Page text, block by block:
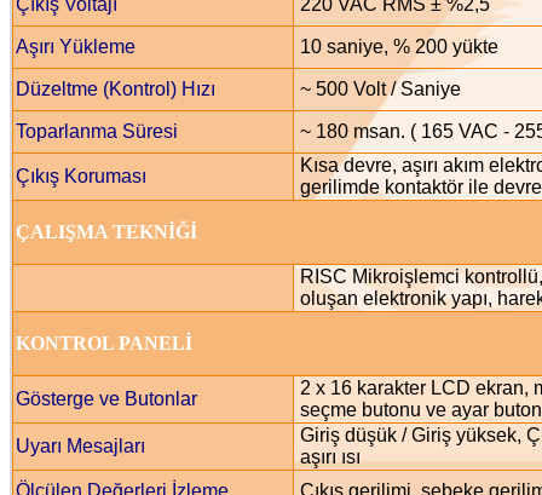
Çıkış Voltajı 220 VAC RMS ± %2,5
Aşırı Yükleme 10 saniye, % 200 yükte
Düzeltme (Kontrol) Hızı ~ 500 Volt / Saniye
Toparlanma Süresi ~ 180 msan. ( 165 VAC -
Çıkış Koruması
Kısa devre, aşırı akım
gerilimde kontaktör ile
ÇALIŞMA TEKNİĞİ
RISC Mikroişlemci
oluşan elektronik yapı,
KONTROL PANELİ
Gösterge ve Butonlar
2 x 16 karakter LCD ekran,
seçme butonu ve ayar
Uyarı Mesajları
Giriş düşük / Giriş yüksek,
aşırı ısı
Ölçülen Değerleri İzleme
Çıkış gerilimi, şebeke